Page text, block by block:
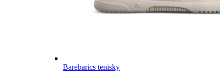
Barebarics tenisky